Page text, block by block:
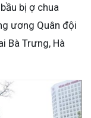
bị ợ chua
ương Quân đội
Bà Trưng, Hà